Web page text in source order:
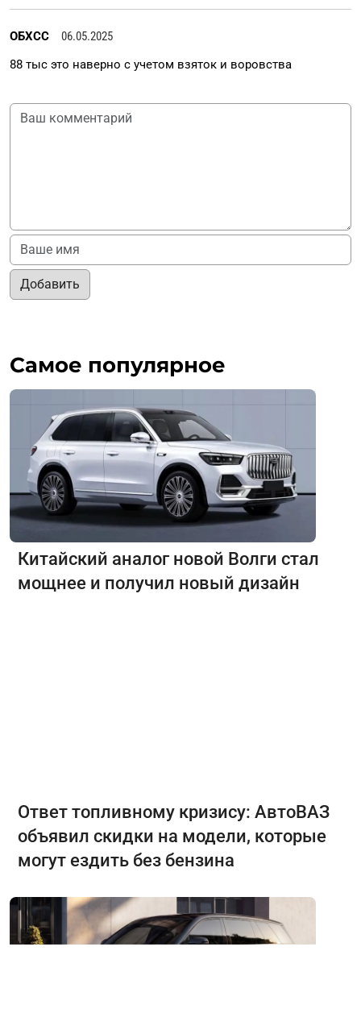
ОБХСС
06.05.2025
88 тыс это наверно с учетом взяток и воровства
Добавить
Самое популярное
Китайский аналог новой Волги стал
мощнее и получил новый дизайн
Ответ топливному кризису: АвтоВАЗ
объявил скидки на модели, которые
могут ездить без бензина